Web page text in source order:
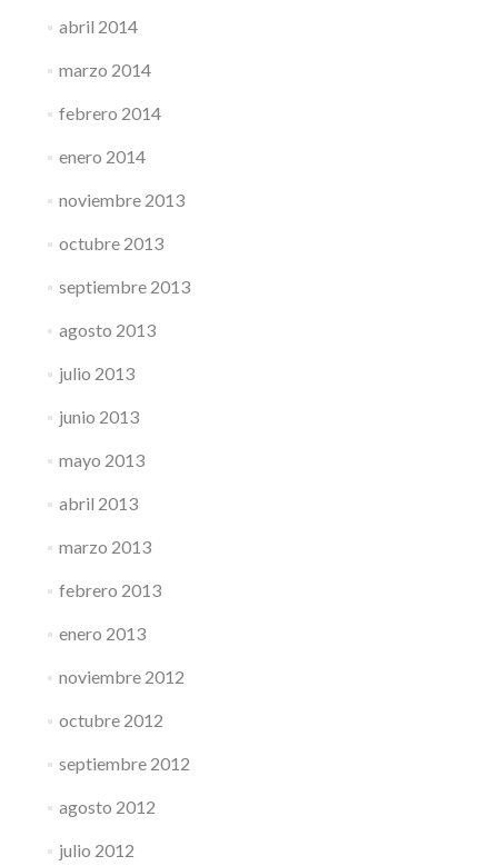
abril 2014
marzo 2014
febrero 2014
enero 2014
noviembre 2013
octubre 2013
septiembre 2013
agosto 2013
julio 2013
junio 2013
mayo 2013
abril 2013
marzo 2013
febrero 2013
enero 2013
noviembre 2012
octubre 2012
septiembre 2012
agosto 2012
julio 2012